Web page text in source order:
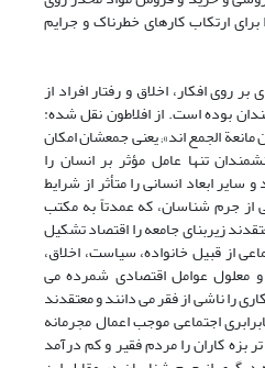
ارتکاب کارهاى خطرناک و جرایم
روى افکار، اخلاق و رفتار افراد از
بوده است. از افلاطون نقل شده:
مانعة الجمع اند»; یعنى جمعشان امکان
تنها عامل مؤثر بر انسان را
ابعاد انسانى را متأثر از شرایط
از جرم شناسان، که عمدتاً به مکتب
زیربناى جامعه را اقتصاد تشکیل
از قبیل خانواده، سیاست، اخلاق،
معلول عوامل اقتصادى شمرده مى
را ناشى از فقر مى دانند و معتقدند
اجتماعى موجب اعمال مجرمانه
بزه کاران را مردم فقیر و کم درآمد